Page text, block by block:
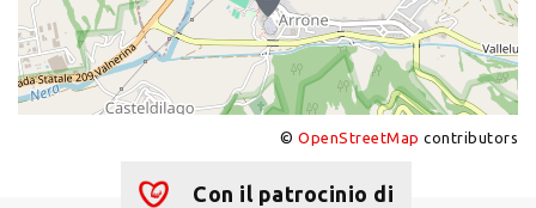
© OpenStreetMap contributors
Con il patrocinio di